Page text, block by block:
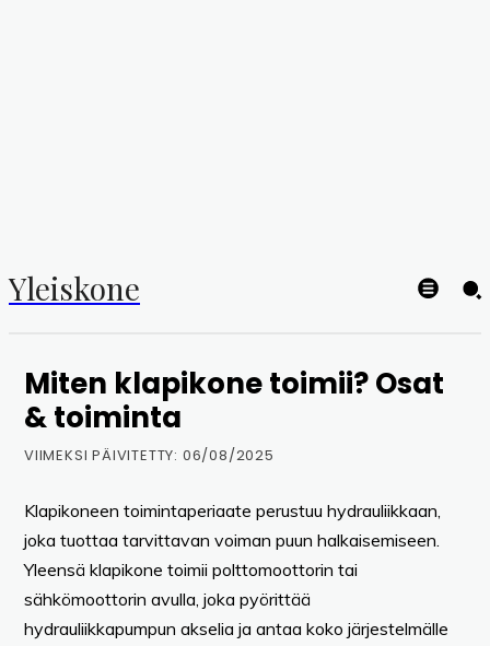
Yleiskone
Miten klapikone toimii? Osat
& toiminta
VIIMEKSI PÄIVITETTY: 06/08/2025
Klapikoneen toimintaperiaate perustuu hydrauliikkaan,
joka tuottaa tarvittavan voiman puun halkaisemiseen.
Yleensä klapikone toimii polttomoottorin tai
sähkömoottorin avulla, joka pyörittää
hydrauliikkapumpun akselia ja antaa koko järjestelmälle